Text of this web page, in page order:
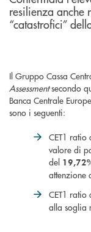
resilienza anche
“catastrofici”
Il Gruppo Cassa
Assessmentsecondo
Banca Centrale
sono i seguenti:
CET1 ratio
valore di
del
attenzione
CET1 ratio
alla soglia